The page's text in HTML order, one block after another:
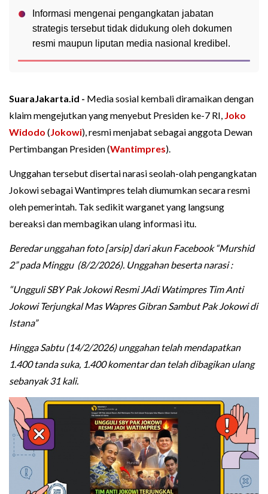
Informasi mengenai pengangkatan jabatan
strategis tersebut tidak didukung oleh dokumen
resmi maupun liputan media nasional kredibel.
SuaraJakarta.id - Media sosial kembali diramaikan dengan
klaim mengejutkan yang menyebut Presiden ke-7 RI, Joko
Widodo (Jokowi), resmi menjabat sebagai anggota Dewan
Pertimbangan Presiden (Wantimpres).
Unggahan tersebut disertai narasi seolah-olah pengangkatan
Jokowi sebagai Wantimpres telah diumumkan secara resmi
oleh pemerintah. Tak sedikit warganet yang langsung
bereaksi dan membagikan ulang informasi itu.
Beredar unggahan foto [arsip] dari akun Facebook “Murshid
2” pada Minggu (8/2/2026). Unggahan beserta narasi :
“Ungguli SBY Pak Jokowi Resmi JAdi Watimpres Tim Anti
Jokowi Terjungkal Mas Wapres Gibran Sambut Pak Jokowi di
Istana”
Hingga Sabtu (14/2/2026) unggahan telah mendapatkan
1.400 tanda suka, 1.400 komentar dan telah dibagikan ulang
sebanyak 31 kali.